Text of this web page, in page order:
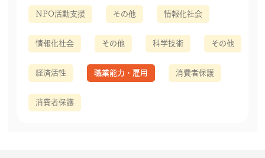
NPO活動支援 その他 情報化社会
情報化社会 その他 科学技術 その他
経済活性 職業能力・雇用 消費者保護
消費者保護